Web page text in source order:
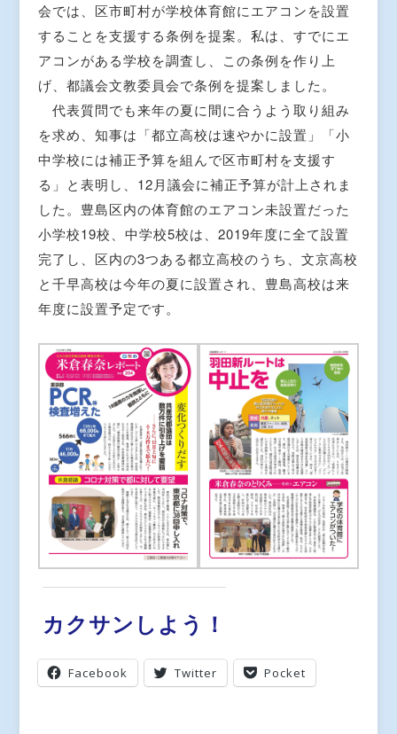
会では、区市町村が学校体育館にエアコンを設置
することを支援する条例を提案。私は、すでにエ
アコンがある学校を調査し、この条例を作り上
げ、都議会文教委員会で条例を提案しました。
代表質問でも来年の夏に間に合うよう取り組み
を求め、知事は「都立高校は速やかに設置」「小
中学校には補正予算を組んで区市町村を支援す
る」と表明し、12月議会に補正予算が計上されま
した。豊島区内の体育館のエアコン未設置だった
小学校19校、中学校5校は、2019年度に全て設置
完了し、区内の3つある都立高校のうち、文京高校
と千早高校は今年の夏に設置され、豊島高校は来
年度に設置予定です。
カクサンしよう！
Facebook Twitter Pocket